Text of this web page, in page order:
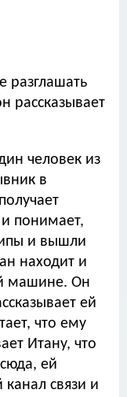
рассказывает
человек из
в
понимает,
и вышли
находит и
машине. Он
ей
что ему
ей
связи и